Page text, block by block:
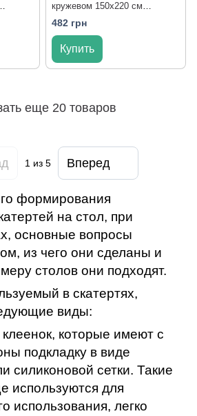
кружевом 150x220 см
тканевая 3385-db
482 грн
Купить
еще 20 товаров
1из 5 Вперед
формирования
на стол, при
основные вопросы
из чего они сделаны и
столов они подходят.
в скатертях,
виды:
которые имеют с
подкладку в виде
силиконовой сетки. Такие
используются для
использования, легко